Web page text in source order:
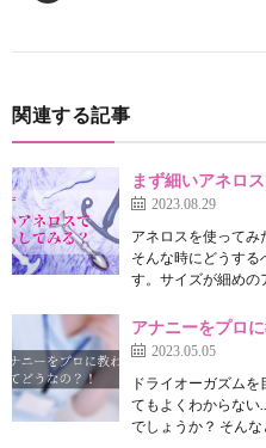
関連する記事
まず細いアネロ
2023.08.29
アネロスを使って
そんな時にどうする
す。サイズが細め
アナニーをプロ
2023.05.05
ドライオーガズム
てもよくわからな
でしょうか？ そん